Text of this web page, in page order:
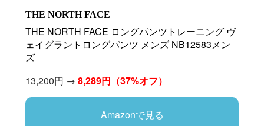
THE NORTH FACE
THE NORTH FACE ロングパンツトレーニング ヴ
ェイグラントロングパンツ メンズ NB12583メン
ズ
13,200円 → 8,289円 （37%オフ）
Amazonで見る